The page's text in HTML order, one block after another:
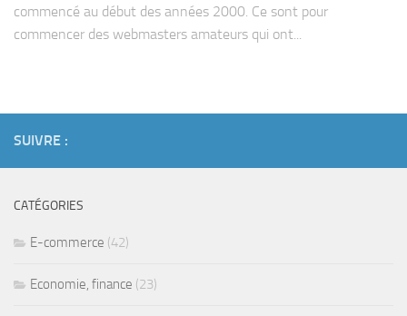
commencé au début des années 2000. Ce sont pour
commencer des webmasters amateurs qui ont...
SUIVRE :
CATÉGORIES
E-commerce (42)
Economie, finance (23)